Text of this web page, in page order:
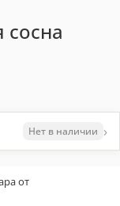
Нет в наличии ›
от